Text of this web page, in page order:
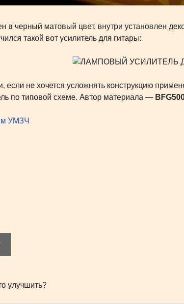
в черный матовый цвет, внутри установлен
такой вот усилитель для гитары:
если не хочется усложнять конструкцию
по типовой схеме. Автор материала —
УМЗЧ
улучшить?